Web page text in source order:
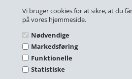
Vi bruger cookies for at sikre, at du
på vores hjemmeside.
Nødvendige
Markedsføring
Funktionelle
Statistiske